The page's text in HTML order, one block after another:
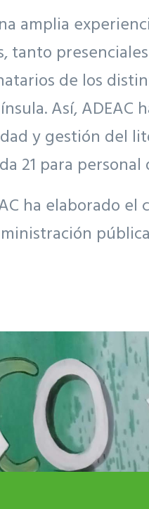
amplia
tanto
de los
Así,
y gestión del
21 para
ha elaborado